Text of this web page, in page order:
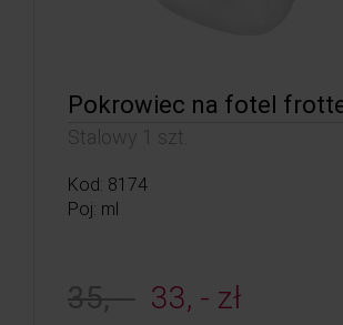
Pokrowiec na fotel
Stalowy 1 szt.
Kod: 8174
Poj: ml
35, - 33, - zł